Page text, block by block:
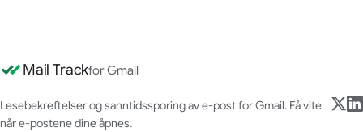
Mail Trackfor Gmail
Lesebekreftelser og sanntidssporing av e-post for Gmail. Få vite
når e-postene dine åpnes.